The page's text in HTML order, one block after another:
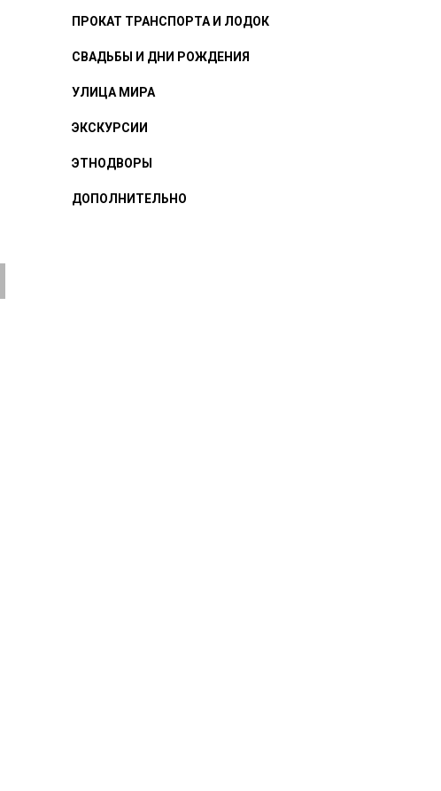
ПРОКАТ ТРАНСПОРТА И ЛОДОК
СВАДЬБЫ И ДНИ РОЖДЕНИЯ
УЛИЦА МИРА
ЭКСКУРСИИ
ЭТНОДВОРЫ
ДОПОЛНИТЕЛЬНО